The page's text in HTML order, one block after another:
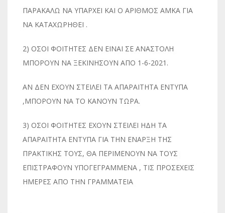
ΠΑΡΑΚΑΛΩ ΝΑ ΥΠΑΡΧΕΙ ΚΑΙ Ο ΑΡΙΘΜΟΣ ΑΜΚΑ ΓΙΑ
ΝΑ ΚΑΤΑΧΩΡΗΘΕΙ .
2) ΟΣΟΙ ΦΟΙΤΗΤΕΣ ΔΕΝ ΕΙΝΑΙ ΣΕ ΑΝΑΣΤΟΛΗ
ΜΠΟΡΟΥΝ ΝΑ ΞΕΚΙΝΗΣΟΥΝ ΑΠΟ 1-6-2021.
ΑΝ ΔΕΝ ΕΧΟΥΝ ΣΤΕΙΛΕΙ ΤΑ ΑΠΑΡΑΙΤΗΤΑ ΕΝΤΥΠΑ
,ΜΠΟΡΟΥΝ ΝΑ ΤΟ ΚΑΝΟΥΝ ΤΩΡΑ.
3) ΟΣΟΙ ΦΟΙΤΗΤΕΣ ΕΧΟΥΝ ΣΤΕΙΛΕΙ ΗΔΗ ΤΑ
ΑΠΑΡΑΙΤΗΤΑ ΕΝΤΥΠΑ ΓΙΑ ΤΗΝ ΕΝΑΡΞΗ ΤΗΣ
ΠΡΑΚΤΙΚΗΣ ΤΟΥΣ, ΘΑ ΠΕΡΙΜΕΝΟΥΝ ΝΑ ΤΟΥΣ
ΕΠΙΣΤΡΑΦΟΥΝ ΥΠΟΓΕΓΡΑΜΜΕΝΑ , ΤΙΣ ΠΡΟΣΕΧΕΙΣ
ΗΜΕΡΕΣ ΑΠΟ ΤΗΝ ΓΡΑΜΜΑΤΕΙΑ